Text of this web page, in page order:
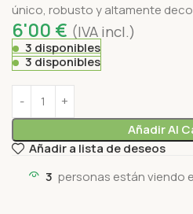
único, robusto y altamente
6'00 € (IVA incl.)
3 disponibles
3 disponibles
Añadir Al
Añadir a lista de deseos
3 personas están viendo